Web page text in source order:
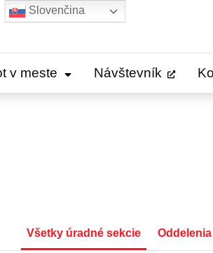
v meste Návštevník
Všetky úradné sekcie Oddelenia
Slovenčina